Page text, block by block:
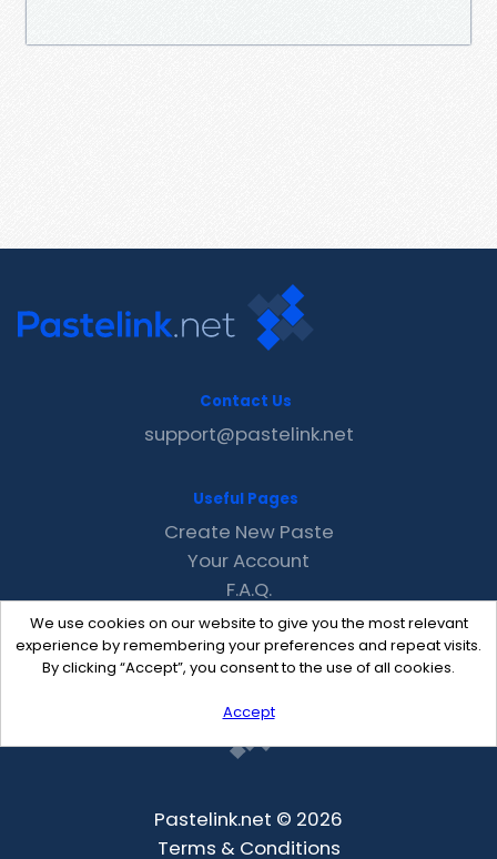
We use cookies on our website to give you the most relevant
experience by remembering your preferences and repeat visits.
By clicking “Accept”, you consent to the use of all cookies.
Accept
Contact Us
support@pastelink.net
Useful Pages
Create New Paste
Your Account
F.A.Q.
Recent
Contact
Pastelink.net © 2026
Terms & Conditions